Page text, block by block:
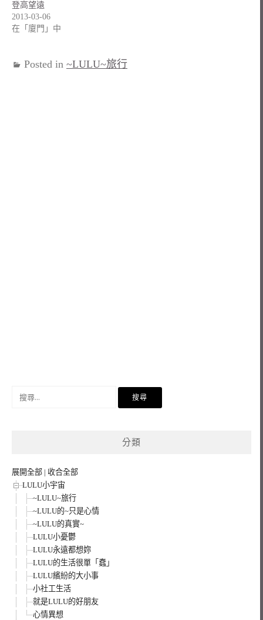
登高望遠
2013-03-06
在「廈門」中
Posted in ~LULU~旅行
分類
展開全部 | 收合全部
LULU小宇宙
~LULU~旅行
~LULU的~只是心情
~LULU的真實~
LULU小憂鬱
LULU永遠都想妳
LULU的生活很單「蠢」
LULU繽紛的大小事
小社工生活
就是LULU的好朋友
心情異想